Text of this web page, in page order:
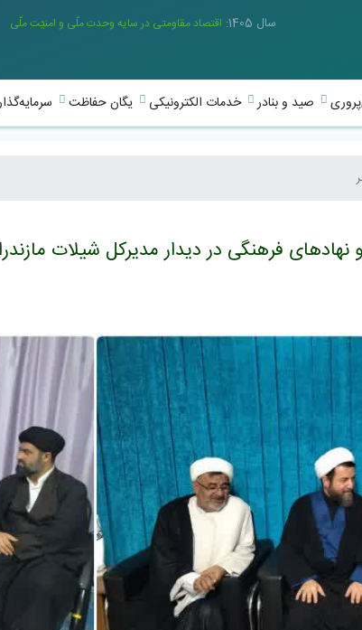
سال 1405: اقتصاد مقاومتی در سایه وحدت ملّی و امنیّت ملّی
صید و بنادر خدمات الکترونیکی یگان حفاظت
فرهنگی در دیدار مدیرکل شیلات